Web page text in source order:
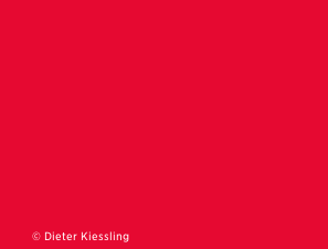
© Dieter Kiessling